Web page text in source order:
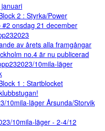
2 : Styrka/Power
#2 onsdag 21 december
av årets alla framgångar
no.4 är nu publicerad
10mila-läger
1 : Startblocket
10mila-läger Årsunda/Storvik
10mila-läger - 2-4/12